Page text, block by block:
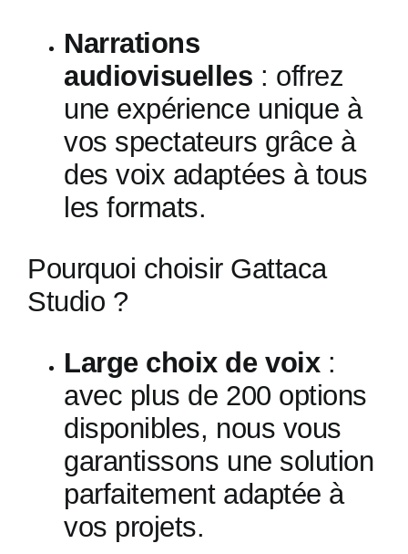
Narrations
audiovisuelles : offrez
une expérience unique à
vos spectateurs grâce à
des voix adaptées à tous
les formats.
Pourquoi choisir Gattaca
Studio ?
Large choix de voix:
avec plus de 200 options
disponibles, nous vous
garantissons une solution
parfaitement adaptée à
vos projets.